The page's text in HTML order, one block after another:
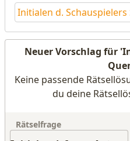
Initialen d.
Neuer Vorschlag für
Keine passende
du deine
Rätselfrage